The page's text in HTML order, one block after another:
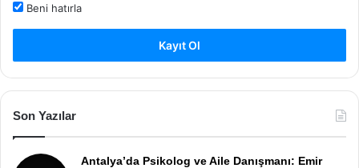
Beni hatırla
Kayıt Ol
Son Yazılar
Antalya’da Psikolog ve Aile Danışmanı: Emir